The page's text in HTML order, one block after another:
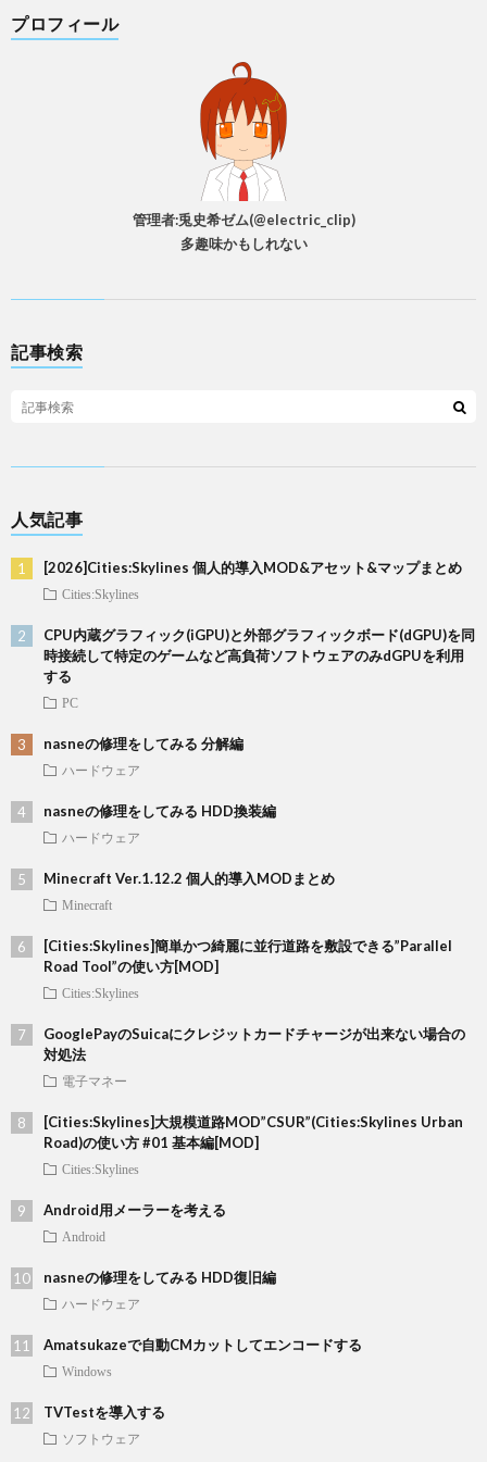
プロフィール
管理者:兎史希ゼム(@electric_clip)
多趣味かもしれない
記事検索
人気記事
[2026]Cities:Skylines 個人的導入MOD&アセット&マップまとめ
Cities:Skylines
CPU内蔵グラフィック(iGPU)と外部グラフィックボード(dGPU)を同
時接続して特定のゲームなど高負荷ソフトウェアのみdGPUを利用
する
PC
nasneの修理をしてみる 分解編
ハードウェア
nasneの修理をしてみる HDD換装編
ハードウェア
Minecraft Ver.1.12.2 個人的導入MODまとめ
Minecraft
[Cities:Skylines]簡単かつ綺麗に並行道路を敷設できる”Parallel
Road Tool”の使い方[MOD]
Cities:Skylines
GooglePayのSuicaにクレジットカードチャージが出来ない場合の
対処法
電子マネー
[Cities:Skylines]大規模道路MOD”CSUR”(Cities:Skylines Urban
Road)の使い方 #01 基本編[MOD]
Cities:Skylines
Android用メーラーを考える
Android
nasneの修理をしてみる HDD復旧編
ハードウェア
Amatsukazeで自動CMカットしてエンコードする
Windows
TVTestを導入する
ソフトウェア